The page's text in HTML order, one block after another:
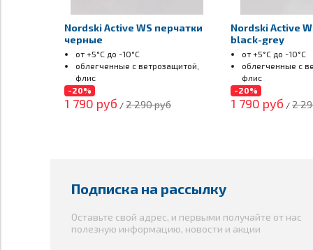
Nordski Active WS перчатки
черные
от +5°С до -10°С
облегченные с ветрозащитой,
флис
лыжи, гонки, бег, биатлон
-20%
1 790 руб / 2 290 руб
Nordski Active
black-grey
от +5°С до -10°С
облегченные с
флис
лыжи, гонки, бег,
-20%
1 790 руб / 2
Подписка на рассылку
Оставьте свой адрес, и первыми получайте от нас
полезную информацию, новости и акции